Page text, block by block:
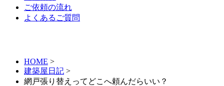
ご依頼の流れ
よくあるご質問
HOME >
建築屋日記 >
網戸張り替えってどこへ頼んだらいい？